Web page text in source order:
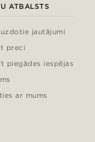
ATBALSTS
jautājumi
preci
piegādes iespējas
ar mums